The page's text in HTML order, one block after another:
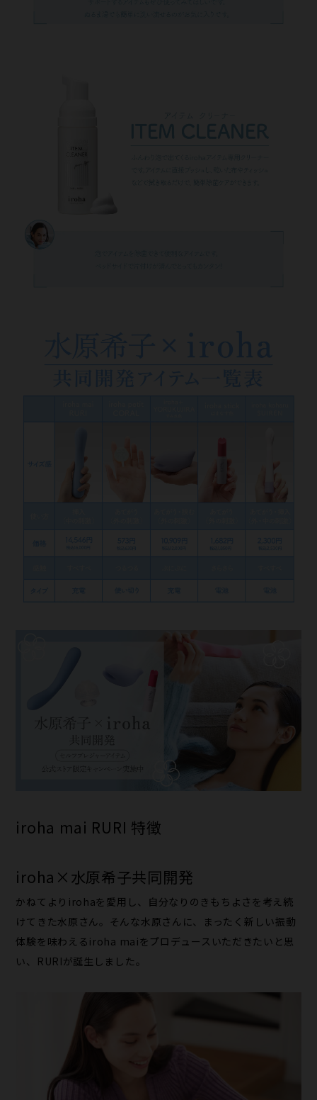
iroha mai RURI 特徴
iroha×水原希子共同開発
かねてよりirohaを愛用し、自分なりのきもちよさを考え続
けてきた水原さん。そんな水原さんに、まったく新しい振動
体験を味わえるiroha maiをプロデュースいただきたいと思
い、RURIが誕生しました。